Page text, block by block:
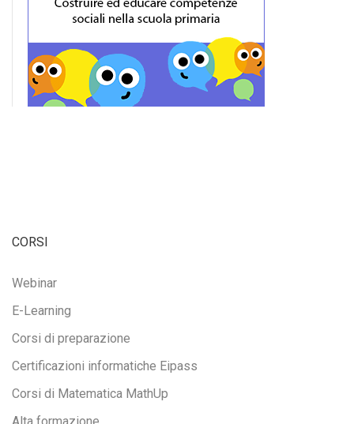
CORSI
Webinar
E-Learning
Corsi di preparazione
Certificazioni informatiche Eipass
Corsi di Matematica MathUp